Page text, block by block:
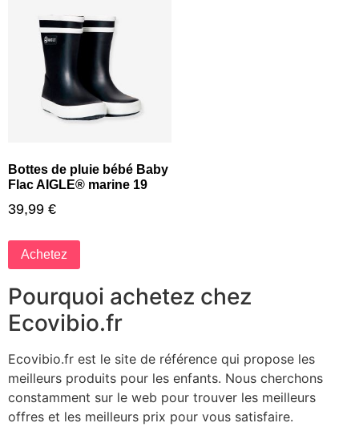
Bottes de pluie bébé Baby
Flac AIGLE® marine 19
39,99 €
Achetez
Pourquoi achetez chez
Ecovibio.fr
Ecovibio.fr est le site de référence qui propose les
meilleurs produits pour les enfants. Nous cherchons
constamment sur le web pour trouver les meilleurs
offres et les meilleurs prix pour vous satisfaire.